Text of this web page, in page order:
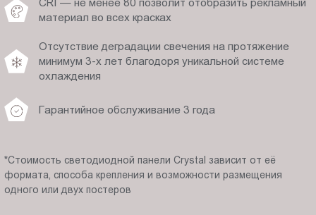
CRI — не менее 80 позволит отобразить рекламный
материал во всех красках
Отсутствие деградации свечения на протяжение
минимум 3-х лет благодоря уникальной системе
охлаждения
Гарантийное обслуживание 3 года
*Стоимость светодиодной панели Crystal зависит от её
формата, способа крепления и возможности размещения
одного или двух постеров